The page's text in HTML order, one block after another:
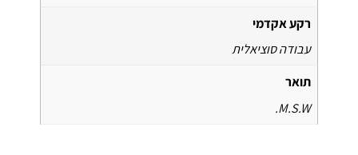
רקע אקדמי
עבודה סוציאלית
תואר
M.S.W.